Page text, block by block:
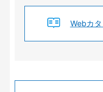
Webカ